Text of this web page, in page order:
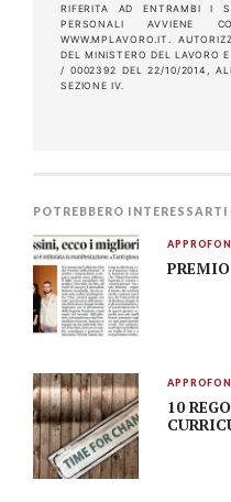
RIFERITA AD ENTRAMBI I
PERSONALI AVVIENE
WWW.MPLAVORO.IT.
DEL MINISTERO DEL LAVORO
/ 0002392 DEL 22/10/2014,
SEZIONE IV.
POTREBBERO INTERESSARTI
10